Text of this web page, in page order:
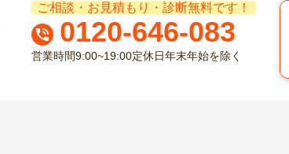
ご相談・お見積もり・診断無料です！
0120-646-083
営業時間9:00~19:00定休日年末年始を除く